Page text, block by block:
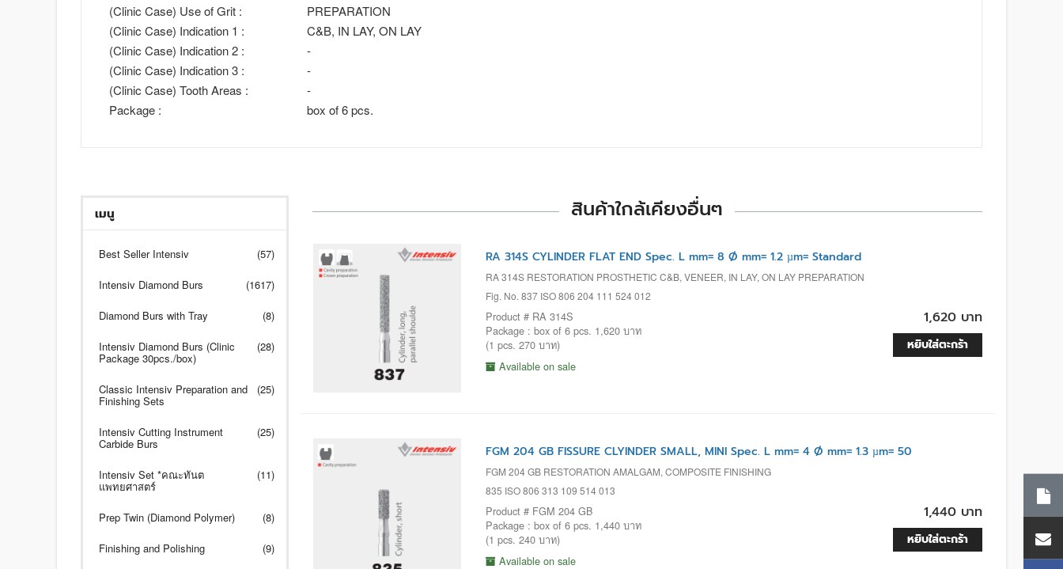
(Clinic Case) Use of Grit :
PREPARATION
(Clinic Case) Indication 1 :
C&B, IN LAY, ON LAY
(Clinic Case) Indication 2 :
-
(Clinic Case) Indication 3 :
-
(Clinic Case) Tooth Areas :
-
Package :
box of 6 pcs.
เมนู
Best Seller Intensiv (57)
Intensiv Diamond Burs (1617)
Diamond Burs with Tray (8)
Intensiv Diamond Burs (Clinic
Package 30pcs./box)
(28)
Classic Intensiv Preparation and
Finishing Sets
(25)
Intensiv Cutting Instrument
Carbide Burs
(25)
Intensiv Set *คณะทันต
แพทยศาสตร์
(11)
Prep Twin (Diamond Polymer) (8)
Finishing and Polishing (9)
สินค้าใกล้เคียงอื่นๆ
RA 314S CYLINDER FLAT END Spec. L mm= 8 Ø mm= 1.2 µm= Standard
RA 314S RESTORATION PROSTHETIC C&B, VENEER, IN LAY, ON LAY PREPARATION
Fig. No. 837 ISO 806 204 111 524 012
Product # RA 314S
Package : box of 6 pcs. 1,620 บาท
(1 pcs. 270 บาท)
Available on sale
1,620 บาท
หยิบใส่ตะกร้า
FGM 204 GB FISSURE CLYINDER SMALL, MINI Spec. L mm= 4 Ø mm= 1.3 µm= 50
FGM 204 GB RESTORATION AMALGAM, COMPOSITE FINISHING
835 ISO 806 313 109 514 013
Product # FGM 204 GB
Package : box of 6 pcs. 1,440 บาท
(1 pcs. 240 บาท)
Available on sale
1,440 บาท
หยิบใส่ตะกร้า